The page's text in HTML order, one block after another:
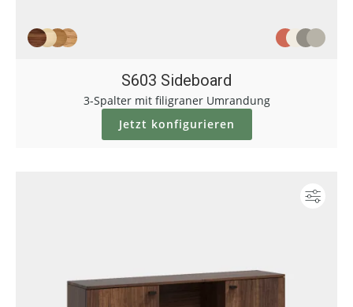
S603 Sideboard
3-Spalter mit filigraner Umrandung
Jetzt konfigurieren